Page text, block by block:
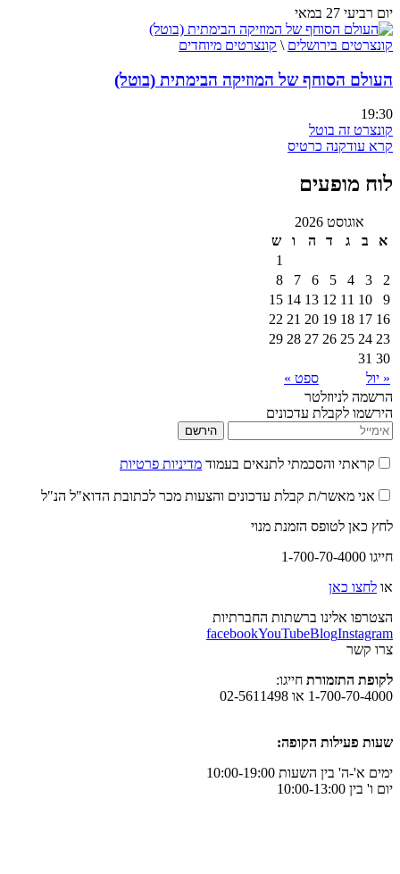
יום רביעי 27 במאי
קונצרטים בירושלים \ קונצרטים מיוחדים
העולם הסוחף של המוזיקה הבימתית (בוטל)
19:30
קונצרט זה בוטל
קרא עודקנה כרטיס
לוח מופעים
אוגוסט 2026
א
ב ג ד ה ו
ש
1
2
3
4
5
6
7
8
9
10
11
12
13
14
15
16
17
18
19
20
21
22
23
24
25
26
27
28
29
30
31
« יול
ספט »
הרשמה לניוזלטר
הירשמו לקבלת עדכונים
הירשם
קראתי והסכמתי לתנאים בעמוד מדיניות פרטיות
אני מאשר/ת קבלת עדכונים והצעות מכר לכתובת הדוא"ל הנ"ל
לחץ כאן לטופס הזמנת מנוי
חייגו 1-700-70-4000
או לחצו כאן
הצטרפו אלינו ברשתות החברתיות
facebookYouTubeBlogInstagram
צרו קשר
לקופת התזמורת חייגו:
1-700-70-4000 או 02-5611498
שעות פעילות הקופה:
ימים א'-ה' בין השעות 10:00-19:00
יום ו' בין 10:00-13:00